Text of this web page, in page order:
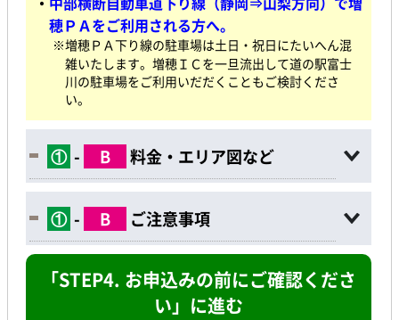
穂ＰＡをご利用される方へ。
※増穂ＰＡ下り線の駐車場は土日・祝日にたいへん混
雑いたします。増穂ＩＣを一旦流出して道の駅富士
川の駐車場をご利用いだだくこともご検討くださ
い。
① - B 料金・エリア図など
① - B ご注意事項
「STEP4. お申込みの前にご確認くださ
い」に進む